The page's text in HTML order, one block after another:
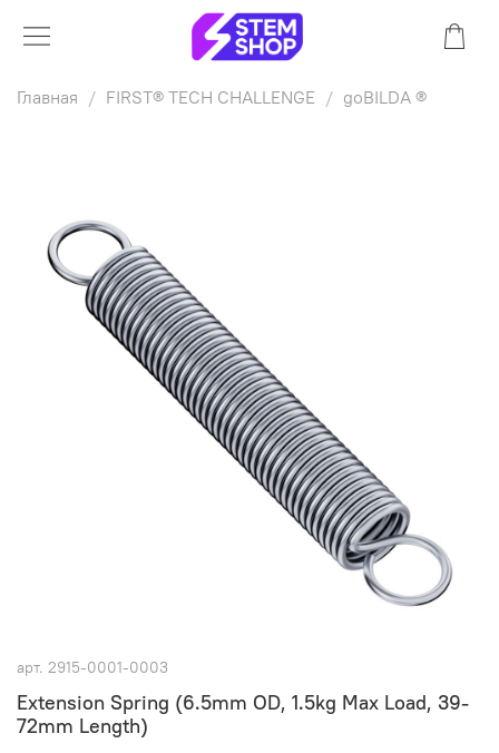
Главная FIRST® TECH CHALLENGE goBILDA ®
арт. 2915-0001-0003
Extension Spring (6.5mm OD, 1.5kg Max Load, 39-
72mm Length)